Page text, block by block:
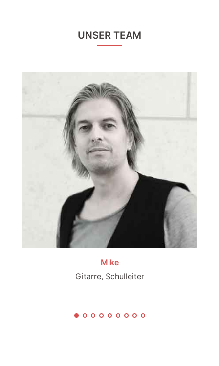
UNSER TEAM
Mike
Gitarre, Schulleiter